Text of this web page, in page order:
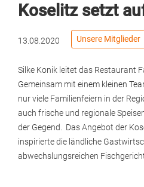
Koselitz setzt
13.08.2020 Unsere Mitglieder
Silke Konik leitet das Restaurant
Gemeinsam mit einem kleinen
nur viele Familienfeiern in der
auch frische und regionale
der Gegend. Das Angebot der
inspirierte die ländliche
abwechslungsreichen